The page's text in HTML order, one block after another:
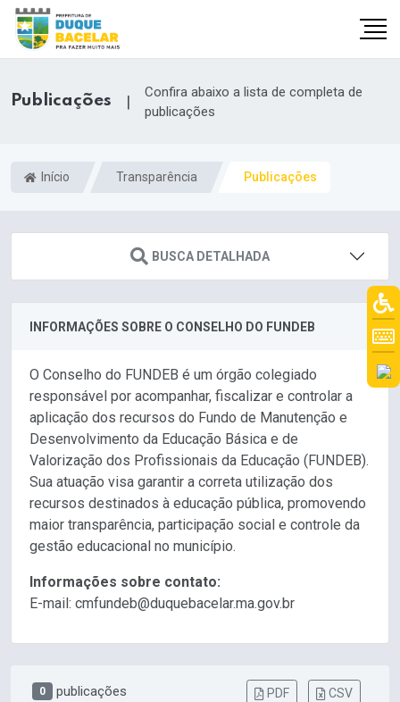
Publicações |
Confira abaixo a lista de completa de
publicações
Início Transparência Publicações
BUSCA DETALHADA
INFORMAÇÕES SOBRE O CONSELHO DO FUNDEB
O Conselho do FUNDEB é um órgão colegiado
responsável por acompanhar, fiscalizar e controlar a
aplicação dos recursos do Fundo de Manutenção e
Desenvolvimento da Educação Básica e de
Valorização dos Profissionais da Educação (FUNDEB).
Sua atuação visa garantir a correta utilização dos
recursos destinados à educação pública, promovendo
maior transparência, participação social e controle da
gestão educacional no município.
Informações sobre contato:
E-mail: cmfundeb@duquebacelar.ma.gov.br
0
publicações
PDF
CSV